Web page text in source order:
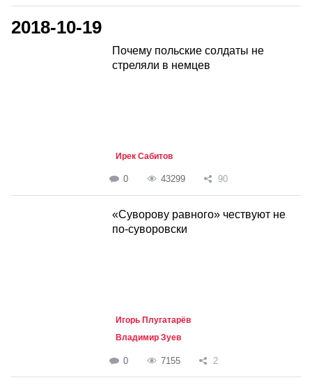
2018-10-19
Почему польские солдаты не
стреляли в немцев
Ирек Сабитов
0 43299 90
«Суворову равного» чествуют не
по-суворовски
Игорь Плугатарёв
Владимир Зуев
0 7155 2